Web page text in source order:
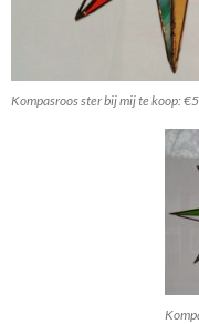
Kompasroos ster bij mij te koop: